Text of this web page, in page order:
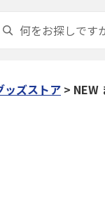
ッズストア > NEW